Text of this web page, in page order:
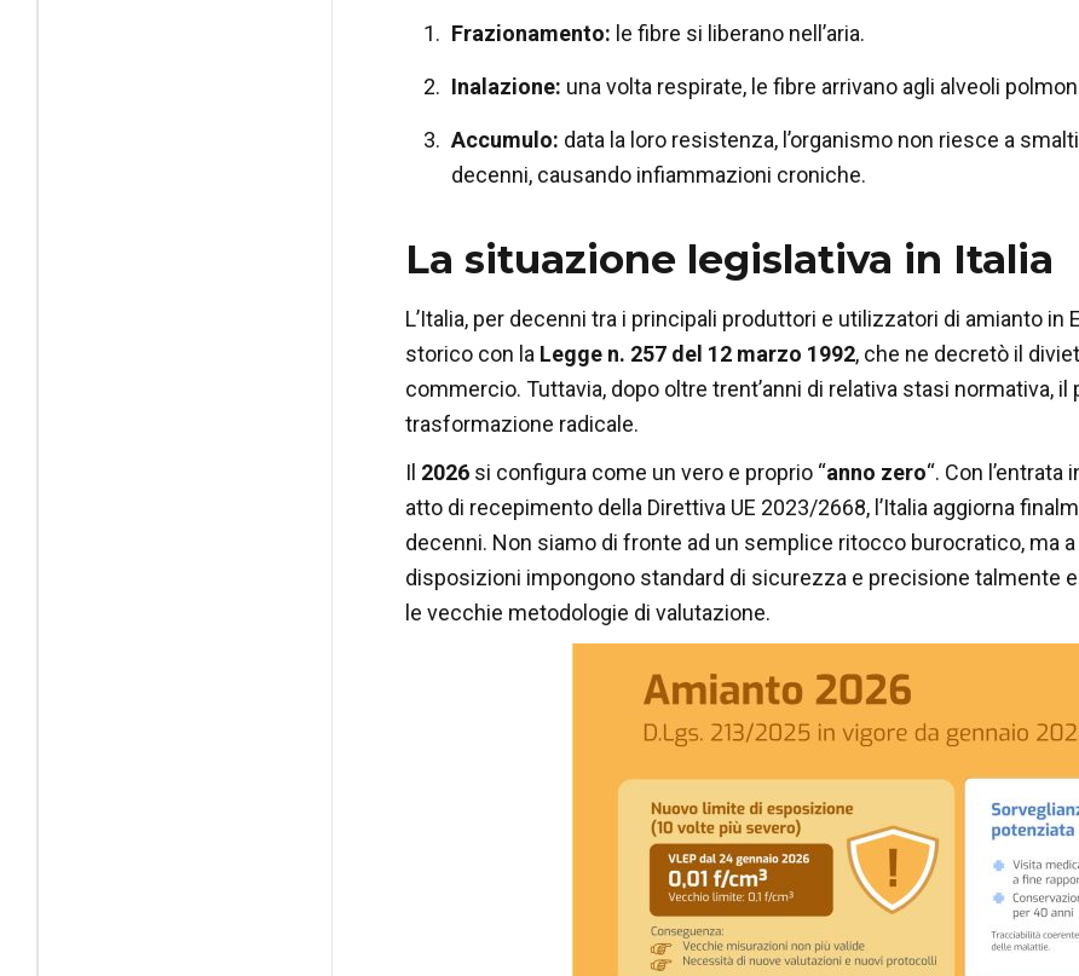
Frazionamento: le fibre si liberano nell’aria.
Inalazione: una volta respirate, le fibre arrivano agli alveoli
Accumulo: data la loro resistenza, l’organismo non riesce a
decenni, causando infiammazioni croniche.
La situazione legislativa in Italia
L’Italia, per decenni tra i principali produttori e utilizzatori di amianto in
storico con la Legge n. 257 del 12 marzo 1992, che ne decretò il
commercio. Tuttavia, dopo oltre trent’anni di relativa stasi normativa,
trasformazione radicale.
Il 2026si configura come un vero e proprio “anno zero“. Con l’entrata
atto di recepimento della Direttiva UE 2023/2668, l’Italia aggiorna
decenni. Non siamo di fronte ad un semplice ritocco burocratico, ma
disposizioni impongono standard di sicurezza e precisione talmente
le vecchie metodologie di valutazione.